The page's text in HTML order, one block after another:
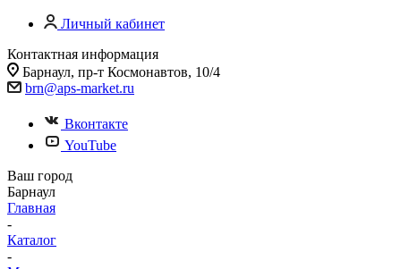
Личный кабинет
Контактная информация
Барнаул, пр-т Космонавтов, 10/4
brn@aps-market.ru
Вконтакте
YouTube
Ваш город
Барнаул
Главная
-
Каталог
-